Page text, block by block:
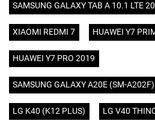
SAMSUNG GALAXY TAB A 10.1 LTE
XIAOMI REDMI 7 HUAWEI Y7
HUAWEI Y7 PRO 2019
SAMSUNG GALAXY A20E (SM-A202F)
LG K40 (K12 PLUS) LG V40